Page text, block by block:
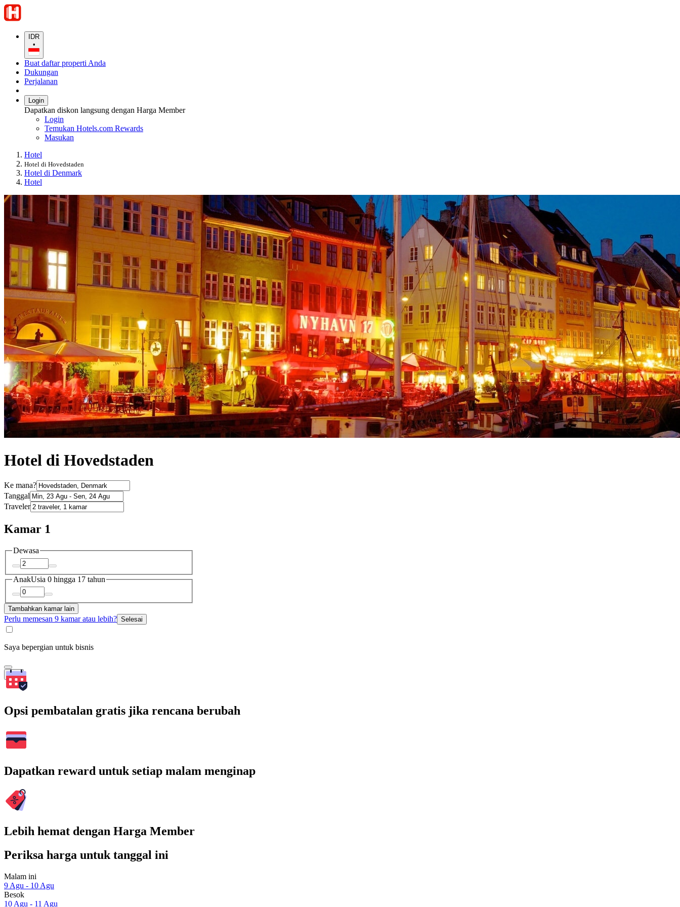
IDR
•
Buat daftar properti Anda
Dukungan
Perjalanan
Login
Dapatkan diskon langsung dengan Harga Member
Login
Temukan Hotels.com Rewards
Masukan
Hotel
Hotel di Hovedstaden
Hotel di Denmark
Hotel
Hotel di Hovedstaden
Ke mana?
Tanggal
Traveler
Kamar 1
Dewasa
AnakUsia 0 hingga 17 tahun
Tambahkan kamar lain
Perlu memesan 9 kamar atau lebih? Selesai
Saya bepergian untuk bisnis
Cari
Opsi pembatalan gratis jika rencana berubah
Dapatkan reward untuk setiap malam menginap
Lebih hemat dengan Harga Member
Periksa harga untuk tanggal ini
Malam ini
9 Agu - 10 Agu
Besok
10 Agu - 11 Agu